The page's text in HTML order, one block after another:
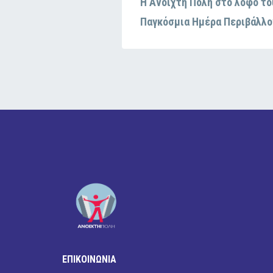
Παγκόσμια Ημέρα
ΕΠΙΚΟΙΝΩΝΙΑ